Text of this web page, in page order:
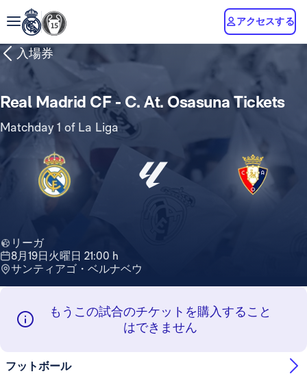
アクセスする
入場券
Real Madrid CF - C. At. Osasuna Tickets
Matchday 1 of La Liga
リーガ
8月19日火曜日 21:00 h
サンティアゴ・ベルナベウ
もうこの試合のチケットを購入すること
はできません
フットボール